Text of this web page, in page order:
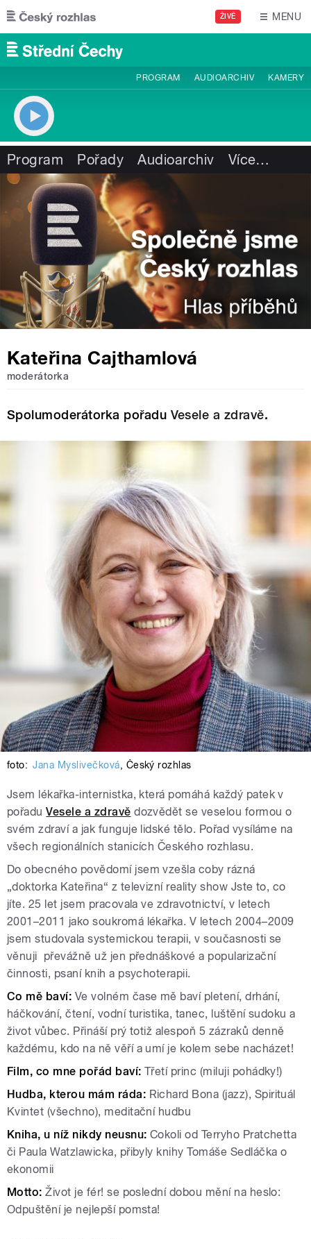
Přejít k hlavnímu obsahu
ŽIVĚ MENU
PROGRAM AUDIOARCHIV KAMERY
Program Pořady Audioarchiv Více…
Kateřina Cajthamlová
moderátorka
Spolumoderátorka pořadu Vesele a zdravě.
foto: Jana Myslivečková, Český rozhlas
Jsem lékařka-internistka, která pomáhá každý patek v
pořaduVesele a zdravě dozvědět se veselou formou o
svém zdraví a jak funguje lidské tělo. Pořad vysíláme na
všech regionálních stanicích Českého rozhlasu.
Do obecného povědomí jsem vzešla coby rázná
„doktorka Kateřina“ z televizní reality show Jste to, co
jíte. 25 let jsem pracovala ve zdravotnictví, v letech
2001–2011 jako soukromá lékařka. V letech 2004–2009
jsem studovala systemickou terapii, v současnosti se
věnuji převážně už jen přednáškové a popularizační
činnosti, psaní knih a psychoterapii.
Co mě baví: Ve volném čase mě baví pletení, drhání,
háčkování, čtení, vodní turistika, tanec, luštění sudoku a
život vůbec. Přináší prý totiž alespoň 5 zázraků denně
každému, kdo na ně věří a umí je kolem sebe nacházet!
Film, co mne pořád baví: Třetí princ (miluji pohádky!)
Hudba, kterou mám ráda: Richard Bona (jazz), Spirituál
Kvintet (všechno), meditační hudbu
Kniha, u níž nikdy neusnu: Cokoli od Terryho Pratchetta
či Paula Watzlawicka, přibyly knihy Tomáše Sedláčka o
ekonomii
Motto: Život je fér! se poslední dobou mění na heslo:
Odpuštění je nejlepší pomsta!